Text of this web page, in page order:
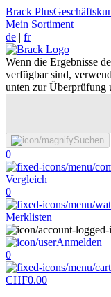
Brack Plus
Mein Sortiment
de | fr
Wenn die Ergebnisse
verfügbar sind,
unten zur Überprüfung
Suchen
0
Vergleich
0
Merklisten
Anmelden
0
CHF0.00